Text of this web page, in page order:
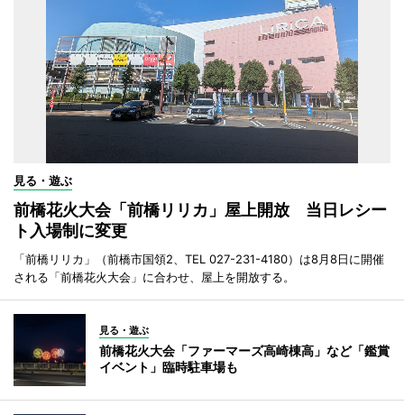
見る・遊ぶ
前橋花火大会「前橋リリカ」屋上開放 当日レシー
ト入場制に変更
「前橋リリカ」（前橋市国領2、TEL 027-231-4180）は8月8日に開催
される「前橋花火大会」に合わせ、屋上を開放する。
見る・遊ぶ
前橋花火大会「ファーマーズ高崎棟高」など「鑑賞
イベント」臨時駐車場も